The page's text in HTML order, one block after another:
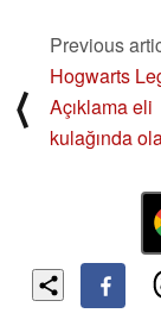
⟨
Previous
Hogwarts
Açıklama eli
kulağında